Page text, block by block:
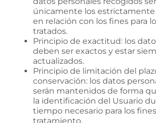
únicamente los estrictamente
en relación con los fines para
tratados.
Principio de exactitud: los
deben ser exactos y estar
actualizados.
Principio de limitación del
conservación: los datos
serán mantenidos de forma
la identificación del Usuario
tiempo necesario para los
tratamiento.